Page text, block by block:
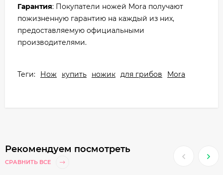
Гарантия: Покупатели ножей Mora получают
пожизненную гарантию на каждый из них,
предоставляемую официальными
производителями.
Теги: Нож купить ножик для грибов Mora
Рекомендуем посмотреть
СРАВНИТЬ ВСЕ